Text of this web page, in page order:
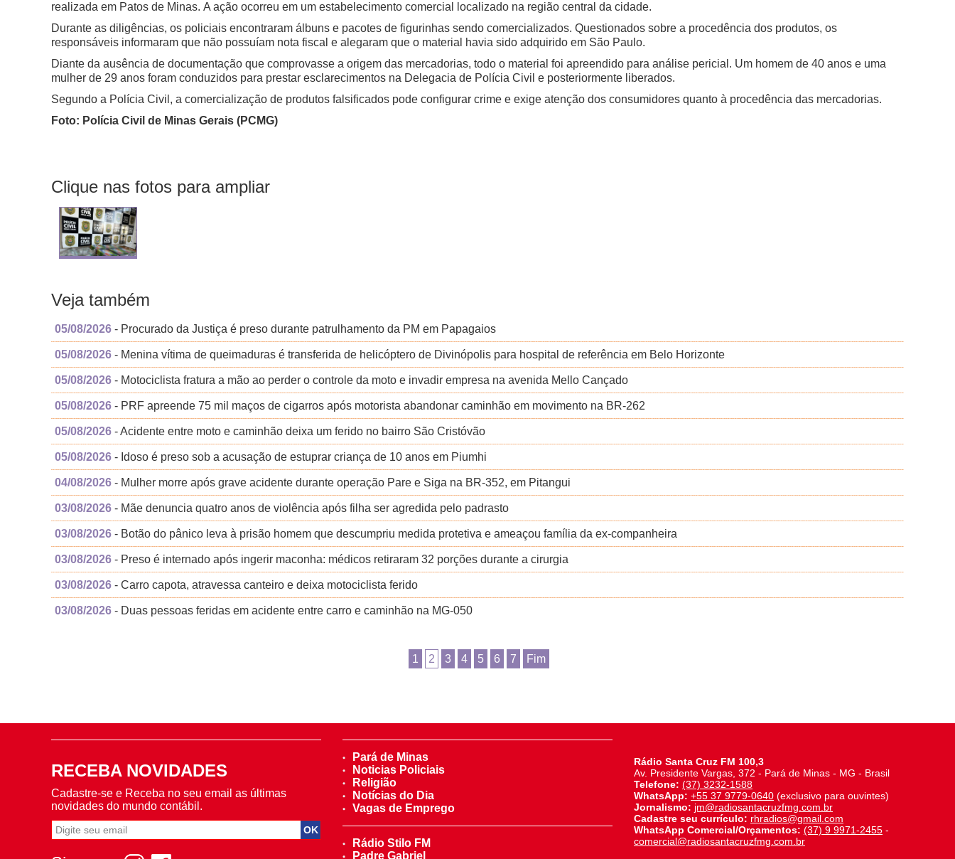
realizada em Patos de Minas. A ação ocorreu em um estabelecimento comercial localizado na região central da cidade.
Durante as diligências, os policiais encontraram álbuns e pacotes de figurinhas sendo comercializados. Questionados sobre a procedência dos produtos, os
responsáveis informaram que não possuíam nota fiscal e alegaram que o material havia sido adquirido em São Paulo.
Diante da ausência de documentação que comprovasse a origem das mercadorias, todo o material foi apreendido para análise pericial. Um homem de 40 anos e uma
mulher de 29 anos foram conduzidos para prestar esclarecimentos na Delegacia de Polícia Civil e posteriormente liberados.
Segundo a Polícia Civil, a comercialização de produtos falsificados pode configurar crime e exige atenção dos consumidores quanto à procedência das mercadorias.
Foto: Polícia Civil de Minas Gerais (PCMG)
Clique nas fotos para ampliar
Veja também
05/08/2026 - Procurado da Justiça é preso durante patrulhamento da PM em Papagaios
05/08/2026 - Menina vítima de queimaduras é transferida de helicóptero de Divinópolis para hospital de referência em Belo Horizonte
05/08/2026 - Motociclista fratura a mão ao perder o controle da moto e invadir empresa na avenida Mello Cançado
05/08/2026 - PRF apreende 75 mil maços de cigarros após motorista abandonar caminhão em movimento na BR-262
05/08/2026 - Acidente entre moto e caminhão deixa um ferido no bairro São Cristóvão
05/08/2026 - Idoso é preso sob a acusação de estuprar criança de 10 anos em Piumhi
04/08/2026 - Mulher morre após grave acidente durante operação Pare e Siga na BR-352, em Pitangui
03/08/2026 - Mãe denuncia quatro anos de violência após filha ser agredida pelo padrasto
03/08/2026 - Botão do pânico leva à prisão homem que descumpriu medida protetiva e ameaçou família da ex-companheira
03/08/2026 - Preso é internado após ingerir maconha: médicos retiraram 32 porções durante a cirurgia
03/08/2026 - Carro capota, atravessa canteiro e deixa motociclista ferido
03/08/2026 - Duas pessoas feridas em acidente entre carro e caminhão na MG-050
1 2 3 4 5 6 7 Fim
RECEBA NOVIDADES
Cadastre-se e Receba no seu email as últimas
novidades do mundo contábil.
Pará de Minas
Noticias Policiais
Religião
Notícias do Dia
Vagas de Emprego
Rádio Stilo FM
Padre Gabriel
Rádio Santa Cruz FM 100,3
Av. Presidente Vargas, 372 - Pará de Minas - MG - Brasil
Telefone: (37) 3232-1588
WhatsApp: +55 37 9779-0640 (exclusivo para ouvintes)
Jornalismo: jm@radiosantacruzfmg.com.br
Cadastre seu currículo: rhradios@gmail.com
WhatsApp Comercial/Orçamentos: (37) 9 9971-2455 -
comercial@radiosantacruzfmg.com.br